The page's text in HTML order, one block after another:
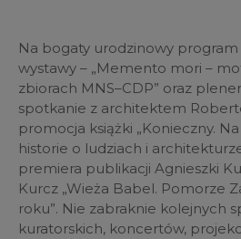
Na bogaty urodzinowy program
wystawy – „Memento mori –
zbiorach MNS–CDP” oraz
spotkanie z architektem
promocja książki „Konieczny.
historie o ludziach i
premiera publikacji Agnieszki
Kurcz „Wieża Babel. Pomorze
roku”. Nie zabraknie kolejnych
kuratorskich, koncertów,